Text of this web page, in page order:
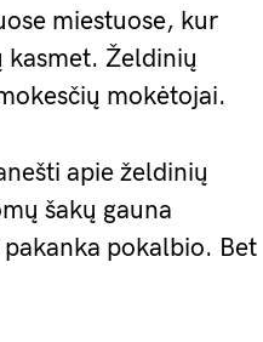
miestuose, kur
kasmet. Želdinių
mokėtojai.
apie želdinių
šakų gauna
pokalbio. Bet